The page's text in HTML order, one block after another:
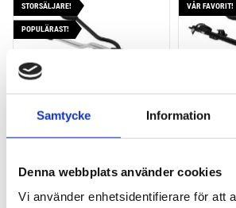
Samtycke Information
Denna webbplats använder cookies
Vi använder enhetsidentifierare för att
THULE PRORIDE
för takräcke
2 195kr
STORSÄLJARE!
POPULÄRAST!
THULE
2 395
VÅR FAVORIT!